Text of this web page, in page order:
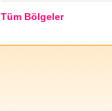
Tüm Bölgeler